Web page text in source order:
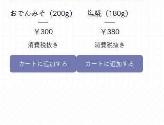
おでんみそ（200g）
価格
￥300
消費税抜き
カートに追加する
塩糀（180g）
価格
￥380
消費税抜き
カートに追加する